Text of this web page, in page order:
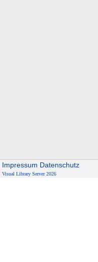
Impressum Datenschutz
Visual Library Server 2026